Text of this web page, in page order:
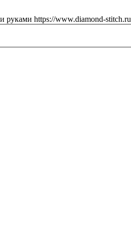
руками https://www.diamond-stitch.ru